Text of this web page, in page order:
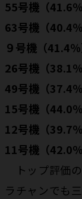
55号機（41.6
63号機（40.4
９号機（41.4
26号機（38.1
49号機（37.4
15号機（44.0
12号機（39.7
11号機（42.0
トップ評価
ラチャンでも